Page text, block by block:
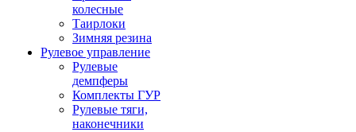
колесные
Таирлоки
Зимняя резина
Рулевое управление
Рулевые
демпферы
Комплекты ГУР
Рулевые тяги,
наконечники